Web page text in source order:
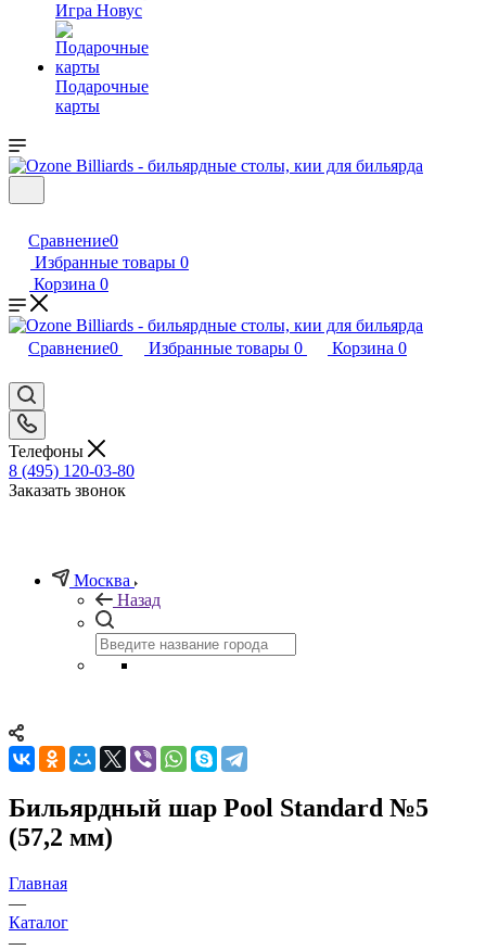
Игра Новус
Подарочные
карты
Сравнение0
Избранные товары 0
Корзина 0
Сравнение0 Избранные товары 0 Корзина 0
Телефоны
8 (495) 120-03-80
Заказать звонок
Москва
Назад
Бильярдный шар Pool Standard №5
(57,2 мм)
Главная
—
Каталог
—